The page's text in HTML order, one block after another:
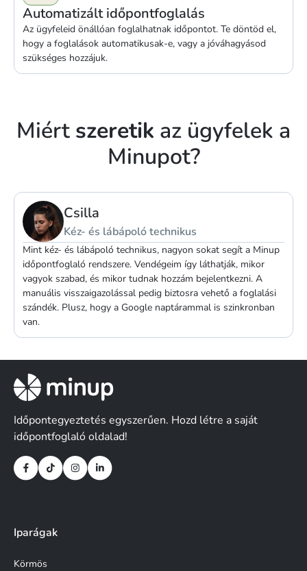
Automatizált időpontfoglalás
Az ügyfeleid önállóan foglalhatnak időpontot. Te döntöd el,
hogy a foglalások automatikusak-e, vagy a jóváhagyásod
szükséges hozzájuk.
Miért szeretik az ügyfelek a
Minupot?
Andrea
Masszőr
A Minup gyors és hatékony kommunikációt tesz lehetővé az
ügyfeleimmel. Gyorsan összerakható és a weboldalamba is
egyszerűen be tudtam ágyazni.
Időpontegyeztetés egyszerűen. Hozd létre a saját
időpontfoglaló oldalad!
Iparágak
Körmös